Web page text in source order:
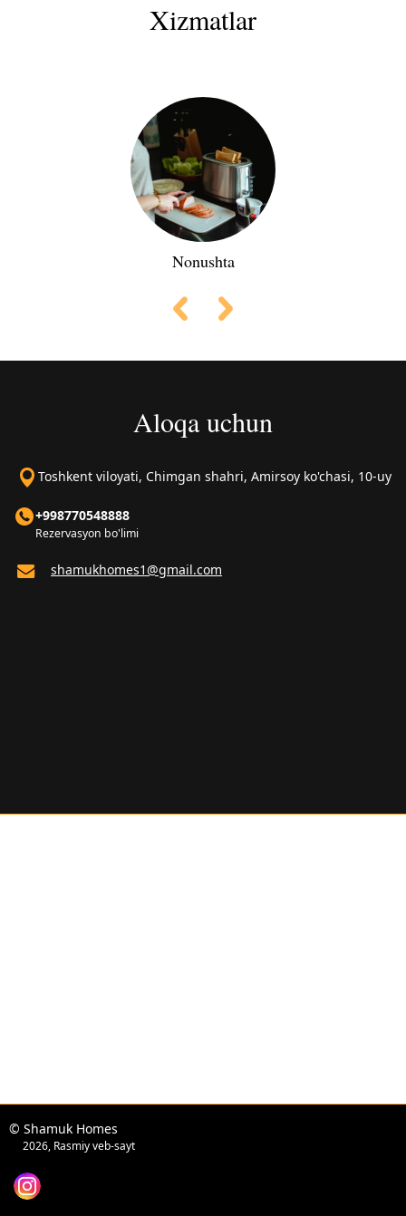
Xizmatlar
Nonushta
Aloqa uchun
Toshkent viloyati, Chimgan shahri, Amirsoy ko'chasi, 10-uy
+998770548888
Rezervasyon bo'limi
shamukhomes1@gmail.com
© Shamuk Homes
2026, Rasmiy veb-sayt